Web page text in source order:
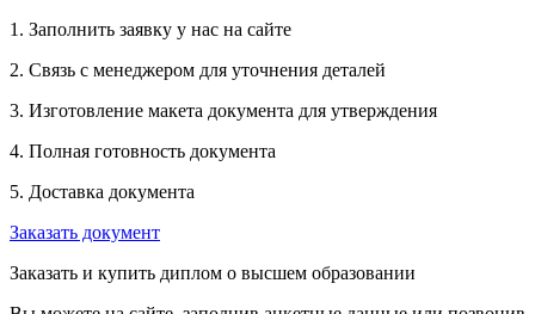
1. Заполнить заявку у нас на сайте
2. Связь с менеджером для уточнения деталей
3. Изготовление макета документа для утверждения
4. Полная готовность документа
5. Доставка документа
Заказать документ
Заказать и купить диплом о высшем образовании